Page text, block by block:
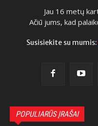
Jau 16 metų
Ačiū jums, kad
Susisiekite su mumis:
POPULIARŪS ĮRAŠAI